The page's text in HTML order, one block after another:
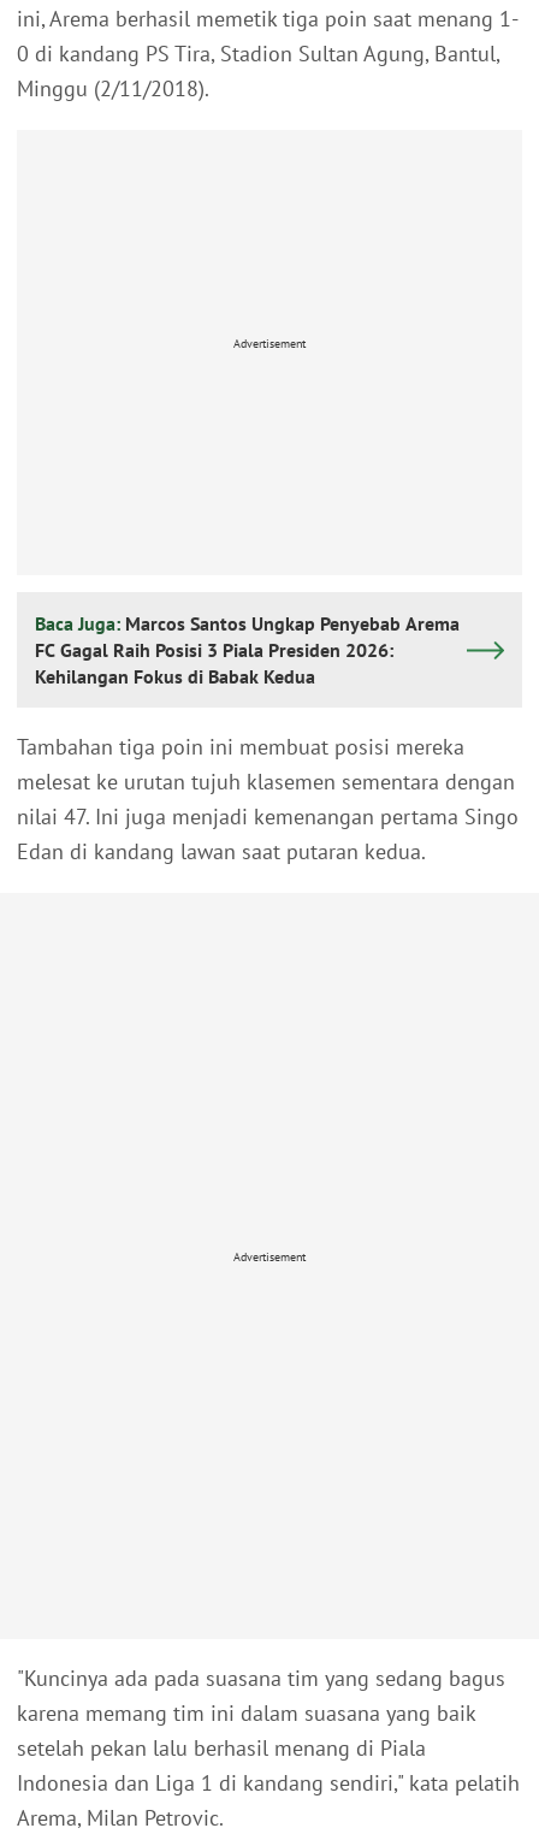
ini, Arema berhasil memetik tiga poin saat menang 1-
0 di kandang PS Tira, Stadion Sultan Agung, Bantul,
Minggu (2/11/2018).
Advertisement
Baca Juga: Marcos Santos Ungkap Penyebab Arema
FC Gagal Raih Posisi 3 Piala Presiden 2026:
Kehilangan Fokus di Babak Kedua
Tambahan tiga poin ini membuat posisi mereka
melesat ke urutan tujuh klasemen sementara dengan
nilai 47. Ini juga menjadi kemenangan pertama Singo
Edan di kandang lawan saat putaran kedua.
Advertisement
"Kuncinya ada pada suasana tim yang sedang bagus
karena memang tim ini dalam suasana yang baik
setelah pekan lalu berhasil menang di Piala
Indonesia dan Liga 1 di kandang sendiri," kata pelatih
Arema, Milan Petrovic.